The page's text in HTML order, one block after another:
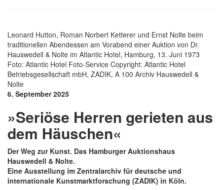
Leonard Hutton, Roman Norbert Ketterer und Ernst Nolte beim
traditionellen Abendessen am Vorabend einer Auktion von Dr.
Hauswedell & Nolte im Atlantic Hotel, Hamburg, 13. Juni 1973
Foto: Atlantic Hotel Foto-Service Copyright: Atlantic Hotel
Betriebsgesellschaft mbH, ZADIK, A 100 Archiv Hauswedell &
Nolte
6. September 2025
»Seriöse Herren gerieten aus
dem Häuschen«
Der Weg zur Kunst. Das Hamburger Auktionshaus
Hauswedell & Nolte.
Eine Ausstellung im Zentralarchiv für deutsche und
internationale Kunstmarktforschung (ZADIK) in Köln.